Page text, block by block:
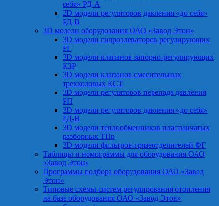
себя» РД-А
2D модели регуляторов давления «до себя»
РД-В
3D модели оборудования ОАО «Завод Этон»
3D модели гидроэлеваторов регулирующих
РГ
3D модели клапанов запорно-регулирующих
КЗР
3D модели клапанов смесительных
трехходовых КСТ
3D модели регуляторов перепада давления
РП
3D модели регуляторов давления «до себя»
РД-В
3D модели теплообменников пластинчатых
разборных ТПр
3D модели фильтров-грязеотделителей ФГ
Таблицы и номограммы для оборудования ОАО
«Завод Этон»
Программы подбора оборудования ОАО «Завод
Этон»
Типовые схемы систем регулирования отопления
на базе оборудования ОАО «Завод Этон»